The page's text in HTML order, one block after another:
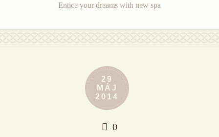
Entice your dreams with new spa
29
MÁJ
2014
0